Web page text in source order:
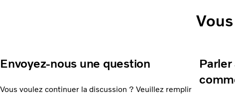
Envoyez-nous une question
Vous voulez continuer la discussion ? Veuillez remplir